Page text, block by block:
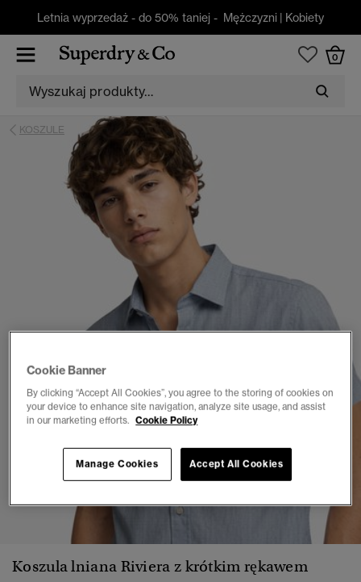
Letnia wyprzedaż - do 50% taniej - Mężczyzni | Kobiety
0
KOSZULE
Koszula lniana Riviera z krótkim rękawem
Cookie Banner
By clicking “Accept All Cookies”, you agree to the storing of cookies on
your device to enhance site navigation, analyze site usage, and assist
in our marketing efforts. Cookie Policy
Accept All Cookies
Manage Cookies